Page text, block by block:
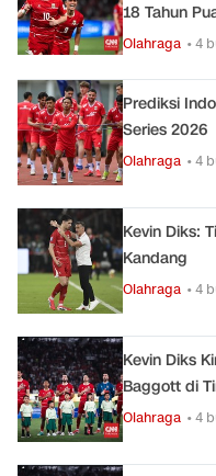
18 Tahun
Olahraga • 4
Prediksi
Series 2026
Olahraga • 4
Kevin Diks:
Kandang
Olahraga • 4
Kevin Diks
Baggott di
Olahraga • 4